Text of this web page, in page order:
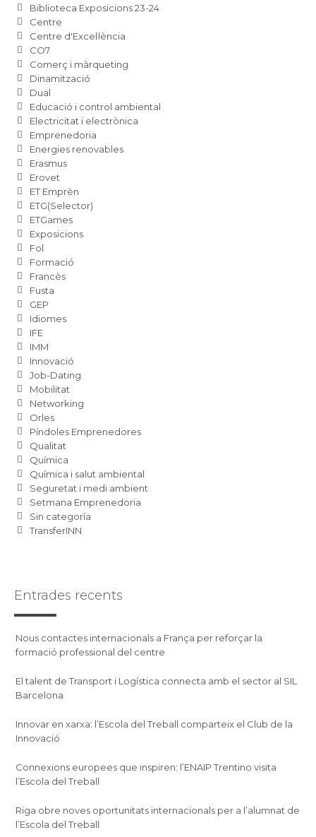
Biblioteca Exposicions 23-24
Centre
Centre d'Excel·lència
CO7
Comerç i màrqueting
Dinamització
Dual
Educació i control ambiental
Electricitat i electrònica
Emprenedoria
Energies renovables
Erasmus
Erovet
ET Emprèn
ETG(Selector)
ETGames
Exposicions
Fol
Formació
Francès
Fusta
GEP
Idiomes
IFE
IMM
Innovació
Job-Dating
Mobilitat
Networking
Orles
Píndoles Emprenedores
Qualitat
Química
Química i salut ambiental
Seguretat i medi ambient
Setmana Emprenedoria
Sin categoría
TransferINN
Entrades recents
Nous contactes internacionals a França per reforçar la
formació professional del centre
El talent de Transport i Logística connecta amb el sector al SIL
Barcelona
Innovar en xarxa: l’Escola del Treball comparteix el Club de la
Innovació
Connexions europees que inspiren: l’ENAIP Trentino visita
l’Escola del Treball
Riga obre noves oportunitats internacionals per a l’alumnat de
l’Escola del Treball